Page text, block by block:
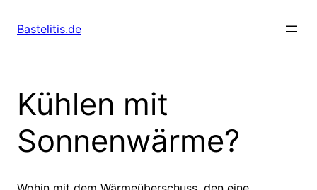
Bastelitis.de
Kühlen mit
Sonnenwärme?